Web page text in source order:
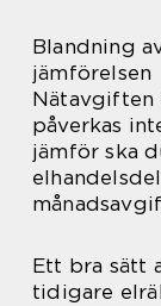
Blandning
jämförelsen
Nätavgiften
påverkas
jämför ska
Ett bra sätt
tidigare